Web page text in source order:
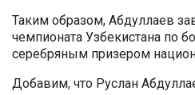
Таким образом, Абдуллаев
чемпионата Узбекистана по
серебряным призером
Добавим, что Руслан